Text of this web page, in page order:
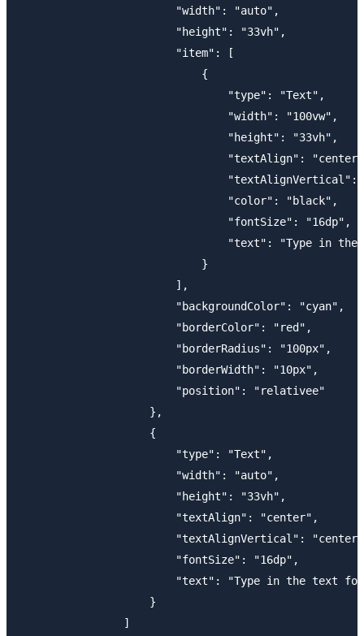
                        "width": "auto",
                        "height": "33vh",
                        "item": [
                            {
                                "type": "Text",
                                "width": "100vw",
                                "height": "33vh",
"textAlign":
"textAlignVertical":
                                "color": "black",
                                "fontSize": "16dp",
"text": "Type in the
                            }
                        ],
                        "backgroundColor": "cyan",
                        "borderColor": "red",
                        "borderRadius": "100px",
                        "borderWidth": "10px",
                        "position": "relativee"
                    },
                    {
                        "type": "Text",
                        "width": "auto",
                        "height": "33vh",
                        "textAlign": "center",
"textAlignVertical":
                        "fontSize": "16dp",
"text": "Type in the text
                    }
                ]